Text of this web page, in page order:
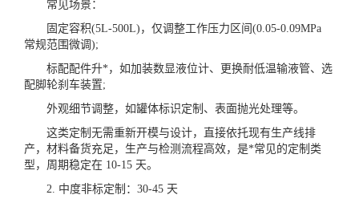
常见场景：
固定容积(5L-500L)，仅调整工作压力区间(0.05-0.09MPa
常规范围微调);
标配配件升*，如加装数显液位计、更换耐低温输液管、选
配脚轮刹车装置;
外观细节调整，如罐体标识定制、表面抛光处理等。
这类定制无需重新开模与设计，直接依托现有生产线排
产，材料备货充足，生产与检测流程高效，是*常见的定制类
型，周期稳定在 10-15 天。
2. 中度非标定制：30-45 天